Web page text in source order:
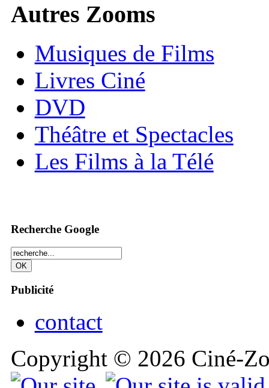
Autres Zooms
Musiques de Films
Livres Ciné
DVD
Théâtre et Spectacles
Les Films à la Télé
Recherche Google
Publicité
contact
Copyright © 2026 Ciné-